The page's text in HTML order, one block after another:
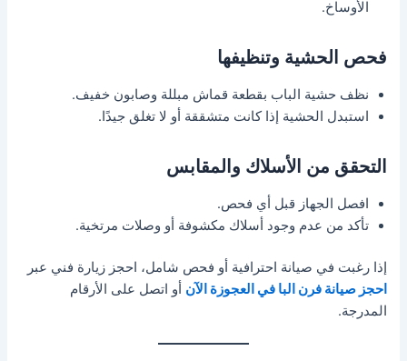
الأوساخ.
فحص الحشية وتنظيفها
نظف حشية الباب بقطعة قماش مبللة وصابون خفيف.
استبدل الحشية إذا كانت متشققة أو لا تغلق جيدًا.
التحقق من الأسلاك والمقابس
افصل الجهاز قبل أي فحص.
تأكد من عدم وجود أسلاك مكشوفة أو وصلات مرتخية.
إذا رغبت في صيانة احترافية أو فحص شامل، احجز زيارة فني عبر
احجز صيانة فرن البا في العجوزة الآن أو اتصل على الأرقام
المدرجة.